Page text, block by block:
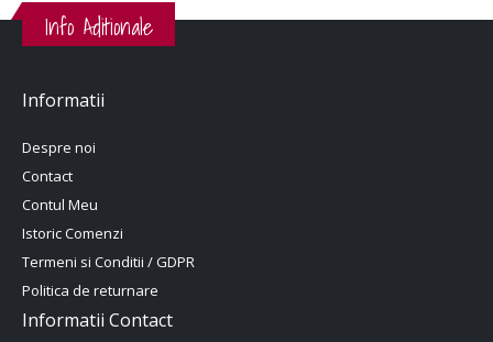
Info Aditionale
Informatii
Despre noi
Contact
Contul Meu
Istoric Comenzi
Termeni si Conditii / GDPR
Politica de returnare
Informatii Contact